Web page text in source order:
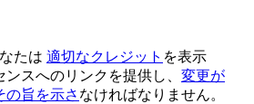
たは 適切なクレジット を表示
ンスへのリンクを提供し、 変更が
の旨を示さ なければなりません。